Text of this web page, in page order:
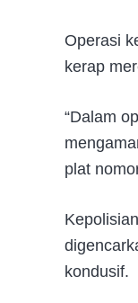
Operasi
kerap
“Dalam
plat
kondusif.